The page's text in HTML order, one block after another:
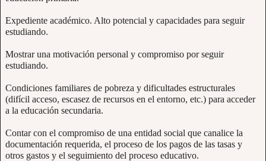
Expediente académico. Alto potencial y capacidades para seguir
estudiando.
Mostrar una motivación personal y compromiso por seguir
estudiando.
Condiciones familiares de pobreza y dificultades estructurales
(difícil acceso, escasez de recursos en el entorno, etc.) para acceder
a la educación secundaria.
Contar con el compromiso de una entidad social que canalice la
documentación requerida, el proceso de los pagos de las tasas y
otros gastos y el seguimiento del proceso educativo.